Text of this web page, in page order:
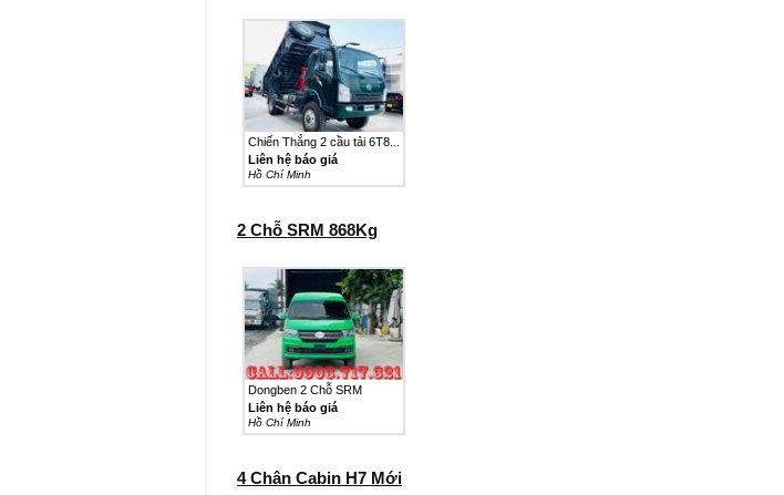
Chiến Thắng 2 cầu tải 6T8...
Liên hệ báo giá
Hồ Chí Minh
2 Chỗ SRM 868Kg
Dongben 2 Chỗ SRM
868Kg...
Liên hệ báo giá
Hồ Chí Minh
4 Chân Cabin H7 Mới